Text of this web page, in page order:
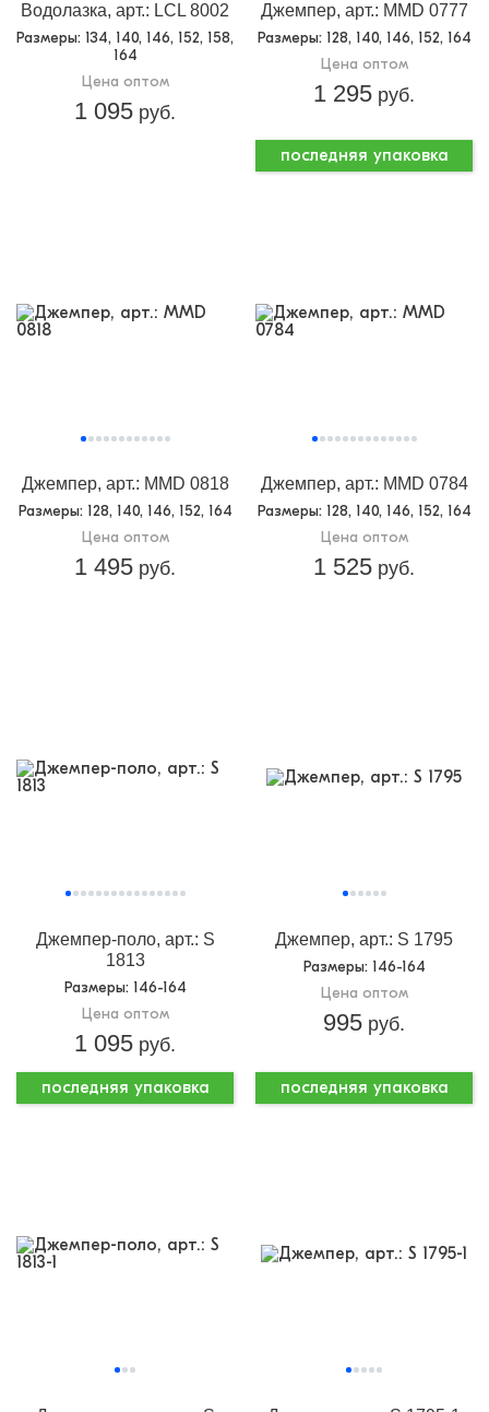
Водолазка, арт.: LCL 8002
Размеры: 134, 140, 146, 152, 158,
164
Цена оптом
1 095 руб.
Джемпер, арт.: MMD 0777
Размеры: 128, 140, 146, 152, 164
Цена оптом
1 295 руб.
Джемпер, арт.: MMD 0818
Размеры: 128, 140, 146, 152, 164
Цена оптом
1 495 руб.
последняя упаковка
Джемпер, арт.: MMD 0784
Размеры: 128, 140, 146, 152, 164
Цена оптом
1 525 руб.
Джемпер-поло, арт.: S
1813
Размеры: 146-164
Цена оптом
1 095 руб.
Джемпер, арт.: S 1795
Размеры: 146-164
Цена оптом
995 руб.
последняя упаковка последняя упаковка